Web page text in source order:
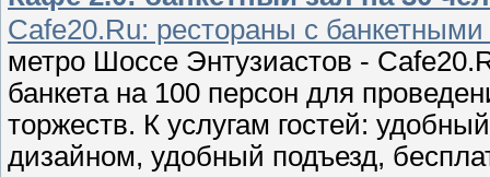
Cafe20.Ru: рестораны с
метро Шоссе Энтузиастов -
банкета на 100 персон для
торжеств. К услугам гостей:
дизайном, удобный подъезд,